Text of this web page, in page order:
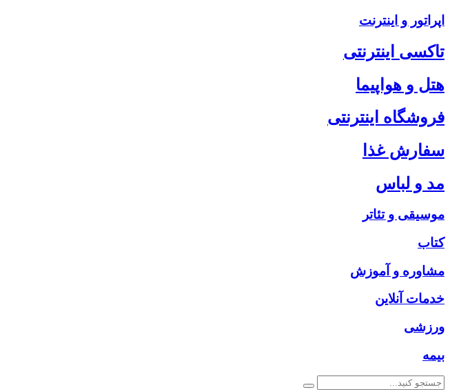
اپراتور و اینترنت
تاکسی اینترنتی
هتل و هواپیما
فروشگاه اینترنتی
سفارش غذا
مد و لباس
موسیقی و تئاتر
کتاب
مشاوره و آموزش
خدمات آنلاین
ورزشی
بیمه